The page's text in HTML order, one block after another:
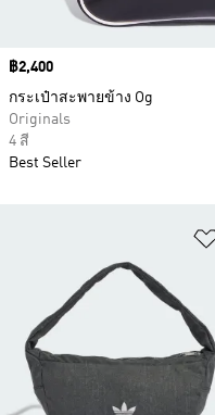
Price
฿2,400
กระเป๋าสะพายข้าง Og
Originals
4 สี
Best Seller